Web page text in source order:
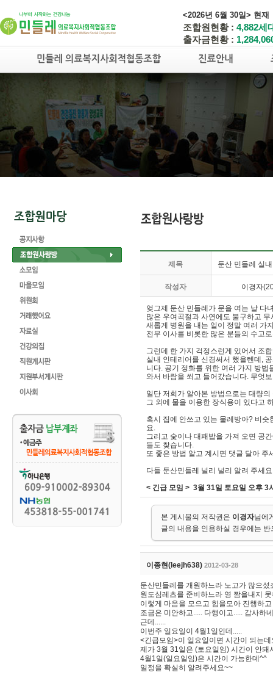
<2026년 6월 30일> 현재
조합원현황 : 4,882세
출자금현황 :
제목 둔산 민들레 실
작성자 이경자
엊그제 둔산 민들레가 문을 여는 날 다
많은 우여곡절과 사연에도 불구하고
새롭게 병원을 내는 일이 정말 여러 가
전무 이사를 비롯한 많은 분들의 수고
그런데 한 가지 걱정스런게 있어서 조
실내 인테리어를 신경써서 했을텐데,
니다. 공기 정화를 위한 여러 가지 방
와서 바람을 쐬고 들어갔습니다. 무엇
일단 저희가 알아본 방법으로는 대량
그 외에 물을 이용한 장식용이 있다고
혹시 집에 안쓰고 있는 물레방아? 비
요.
그리고 숯이나 대패밥을 가져 오면 공
들도 찾습니다.
또 좋은 방법 알고 계시면 댓글 달아 주
다들 둔산민들레 널리 널리 알려 주세
< 긴급 모임 > 3월 31일 토요일 오후 3
본 게시물의 저작권은 이경자님에
글의 내용을 인용하실 경우에는
이종현(leejh638) 2012-03-28
둔산민들레를 개원하느라 노고가 많으셨
원도심레츠를 준비하느라 영 짬을내지
이렇게 마음을 모으고 힘을모아 진행하
조금은 미안하고..... 다행이고..... 감사하
근데......
이번주 일요일이 4월1일인데.....
<긴급모임>이 일요일이면 시간이 되는데
제가 3월 31일은 (토요일임) 시간이 안돼
4월1일(일요일임)은 시간이 가능한데^^
일정을 확실히 알려주세요~~